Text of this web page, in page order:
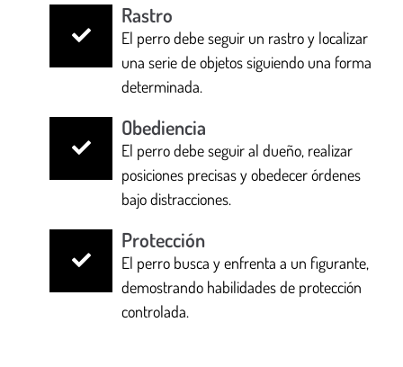
Rastro
El perro debe seguir un rastro y localizar
una serie de objetos siguiendo una forma
determinada.
Obediencia
El perro debe seguir al dueño, realizar
posiciones precisas y obedecer órdenes
bajo distracciones.
Protección
El perro busca y enfrenta a un figurante,
demostrando habilidades de protección
controlada.